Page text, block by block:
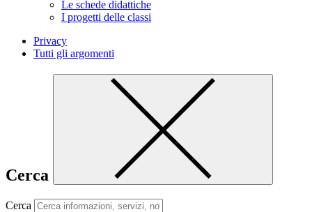
Le schede didattiche
I progetti delle classi
Privacy
Tutti gli argomenti
Cerca
Cerca